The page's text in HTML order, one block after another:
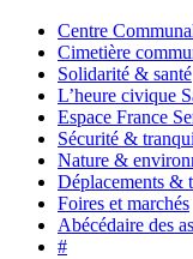
Centre
Cimetière
Solidarité & santé
L’heure civique
Espace France
Sécurité &
Nature &
Déplacements &
Foires et marchés
Abécédaire des
#